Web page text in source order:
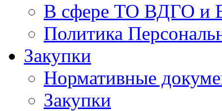
В сфере ТО ВДГО и
Политика
Закупки
Нормативные
Закупки